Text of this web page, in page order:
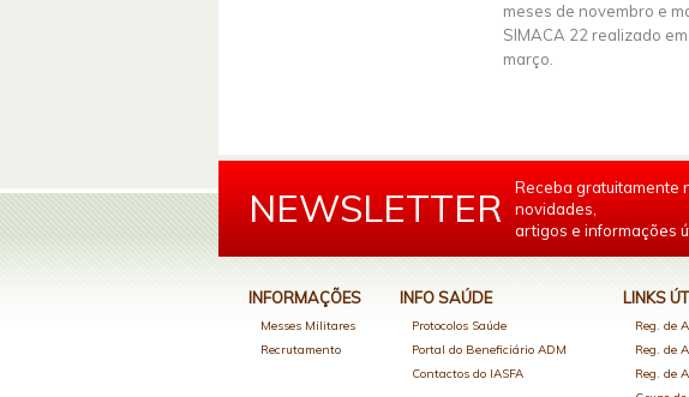
meses de novembro e
SIMACA 22 realizado
março.
NEWSLETTER
Receba gratuitamente
novidades,
artigos e informações
INFORMAÇÕES
Messes Militares
Recrutamento
INFO SAÚDE
Protocolos Saúde
Portal do Beneficiário ADM
Contactos do IASFA
LINKS
Reg. de
Reg. de
Reg. de